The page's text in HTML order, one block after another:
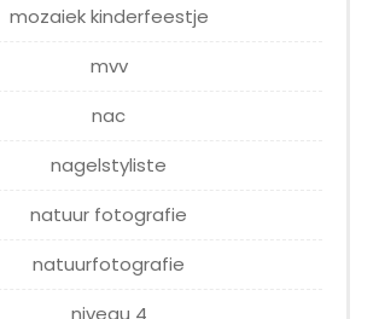
mozaiek kinderfeestje
mvv
nac
nagelstyliste
natuur fotografie
natuurfotografie
niveau 4